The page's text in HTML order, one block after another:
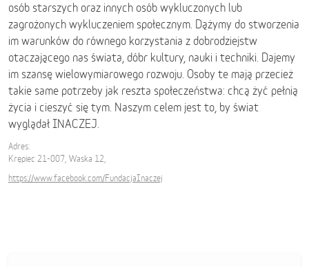
osób starszych oraz innych osób wykluczonych lub
zagrożonych wykluczeniem społecznym. Dążymy do stworzenia
im warunków do równego korzystania z dobrodziejstw
otaczającego nas świata, dóbr kultury, nauki i techniki. Dajemy
im szansę wielowymiarowego rozwoju. Osoby te mają przecież
takie same potrzeby jak reszta społeczeństwa: chcą żyć pełnią
życia i cieszyć się tym. Naszym celem jest to, by świat
wyglądał INACZEJ.
Adres:
Krępiec 21-007, Waska 12,
https://www.facebook.com/FundacjaInaczej